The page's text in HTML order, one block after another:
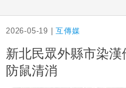
2026-05-19 |互傳媒
新北民眾外縣市染
防鼠清消